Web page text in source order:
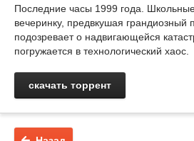
Последние часы 1999 года.
вечеринку, предвкушая грандиозный
подозревает о надвигающейся
погружается в технологический хаос.
скачать торрент